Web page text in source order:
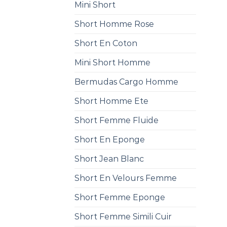
Mini Short
Short Homme Rose
Short En Coton
Mini Short Homme
Bermudas Cargo Homme
Short Homme Ete
Short Femme Fluide
Short En Eponge
Short Jean Blanc
Short En Velours Femme
Short Femme Eponge
Short Femme Simili Cuir